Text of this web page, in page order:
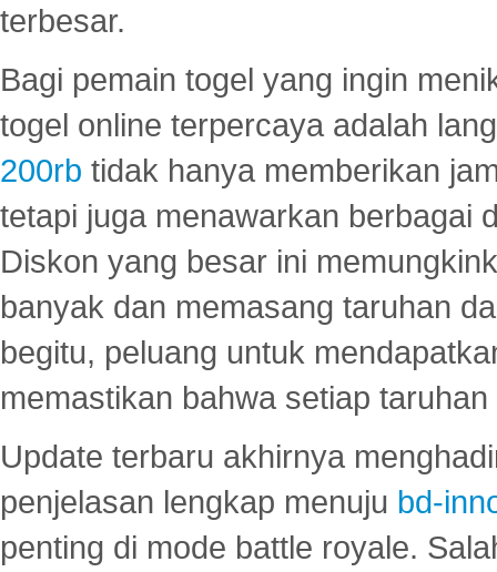
terbesar.
Bagi pemain togel yang ingin
togel online terpercaya adalah
200rb tidak hanya memberikan
tetapi juga menawarkan berbagai
Diskon yang besar ini
banyak dan memasang taruhan
begitu, peluang untuk
memastikan bahwa setiap
Update terbaru akhirnya
penjelasan lengkap menuju bd-
penting di mode battle royale.